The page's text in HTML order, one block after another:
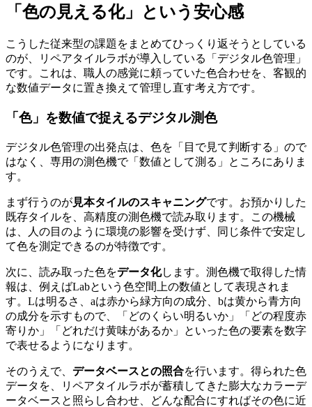
「色の見える化」という安心感
こうした従来型の課題をまとめてひっくり返そうとしている
のが、リペアタイルラボが導入している「デジタル色管理」
です。これは、職人の感覚に頼っていた色合わせを、客観的
な数値データに置き換えて管理し直す考え方です。
「色」を数値で捉えるデジタル測色
デジタル色管理の出発点は、色を「目で見て判断する」ので
はなく、専用の測色機で「数値として測る」ところにありま
す。
まず行うのが見本タイルのスキャニングです。お預かりした
既存タイルを、高精度の測色機で読み取ります。この機械
は、人の目のように環境の影響を受けず、同じ条件で安定し
て色を測定できるのが特徴です。
次に、読み取った色をデータ化します。測色機で取得した情
報は、例えばLabという色空間上の数値として表現されま
す。Lは明るさ、aは赤から緑方向の成分、bは黄から青方向
の成分を示すもので、「どのくらい明るいか」「どの程度赤
寄りか」「どれだけ黄味があるか」といった色の要素を数字
で表せるようになります。
そのうえで、 データベースとの照合を行います。得られた色
データを、リペアタイルラボが蓄積してきた膨大なカラーデ
ータベースと照らし合わせ、どんな配合にすればその色に近